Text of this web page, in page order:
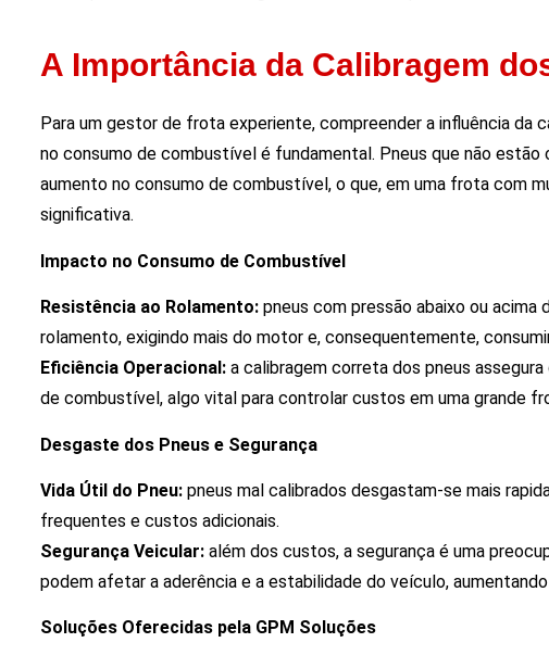
A Importância da Calibragem
Para um gestor de frota experiente, compreender a influência da
no consumo de combustível é fundamental. Pneus que não
aumento no consumo de combustível, o que, em uma frota com
significativa.
Impacto no Consumo de Combustível
Resistência ao Rolamento: pneus com pressão abaixo ou
rolamento, exigindo mais do motor e, consequentemente,
Eficiência Operacional: a calibragem correta dos pneus
de combustível, algo vital para controlar custos em uma grande
Desgaste dos Pneus e Segurança
Vida Útil do Pneu: pneus mal calibrados desgastam-se mais
frequentes e custos adicionais.
Segurança Veicular: além dos custos, a segurança é uma
podem afetar a aderência e a estabilidade do veículo,
Soluções Oferecidas pela GPM Soluções